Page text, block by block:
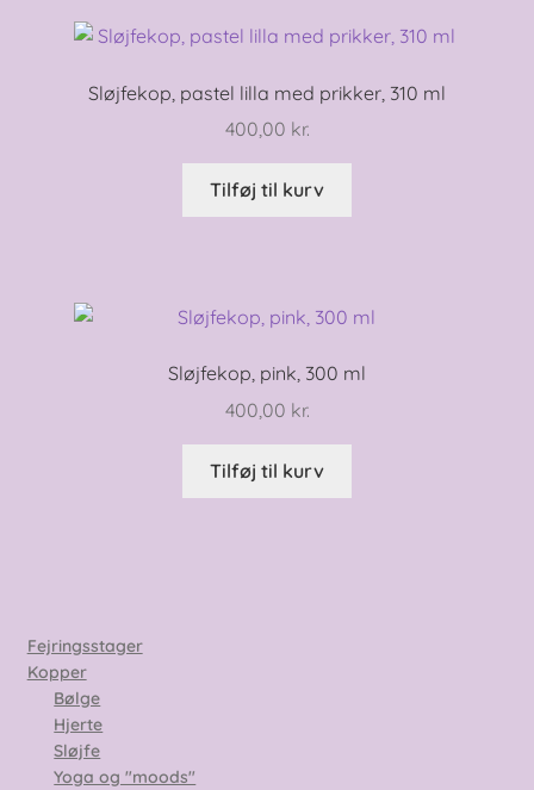
Sløjfekop, pastel lilla med prikker, 310 ml
400,00 kr.
Tilføj til kurv
Sløjfekop, pink, 300 ml
400,00 kr.
Tilføj til kurv
Fejringsstager
Kopper
Bølge
Hjerte
Sløjfe
Yoga og "moods"